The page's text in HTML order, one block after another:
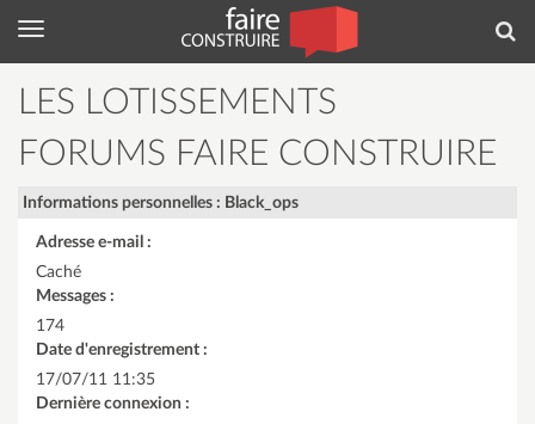
Menu
LES LOTISSEMENTS
FORUMS FAIRE CONSTRUIRE
Informations personnelles : Black_ops
Adresse e-mail :
Caché
Messages :
174
Date d'enregistrement :
17/07/11 11:35
Dernière connexion :